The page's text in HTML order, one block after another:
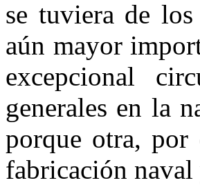
se tuviera de
aún mayor
excepcional
generales en la
porque otra, por
fabricación